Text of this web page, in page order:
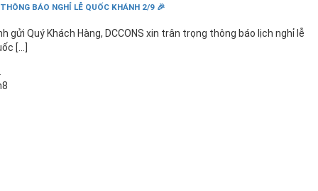
BÁO NGHỈ LỄ QUỐC KHÁNH 2/9 🎉
gửi Quý Khách Hàng, DCCONS xin trân trọng thông báo lịch nghỉ lễ
[...]